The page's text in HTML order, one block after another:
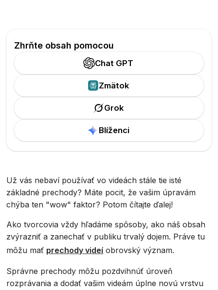
Zhrňte obsah pomocou
Chat GPT
Zmätok
Grok
Blíženci
Už vás nebaví používať vo videách stále tie isté
základné prechody? Máte pocit, že vašim úpravám
chýba ten "wow" faktor? Potom čítajte ďalej!
Ako tvorcovia vždy hľadáme spôsoby, ako náš obsah
zvýrazniť a zanechať v publiku trvalý dojem. Práve tu
môžu mať prechody videí obrovský význam.
Správne prechody môžu pozdvihnúť úroveň
rozprávania a dodať vašim videám úplne novú vrstvu